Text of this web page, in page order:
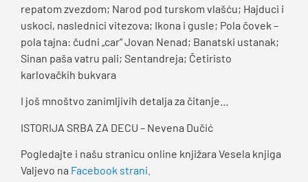
repatom zvezdom; Narod pod turskom vlašću; Hajduci i
uskoci, naslednici vitezova; Ikona i gusle; Pola čovek –
pola tajna: čudni „car“ Jovan Nenad; Banatski ustanak;
Sinan paša vatru pali; Sentandreja; Četiristo
karlovačkih bukvara
I još mnoštvo zanimljivih detalja za čitanje…
ISTORIJA SRBA ZA DECU – Nevena Dučić
Pogledajte i našu stranicu online knjižara Vesela knjiga
Valjevo na Facebook strani.